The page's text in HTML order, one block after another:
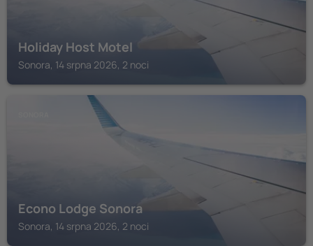
Holiday Host Motel
Sonora, 14 srpna 2026, 2 noci
Econo Lodge Sonora
Sonora, 14 srpna 2026, 2 noci